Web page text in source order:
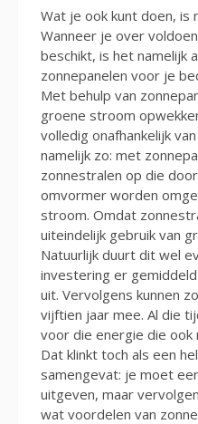
Wat je ook kunt doen, is
Wanneer je over
beschikt, is het namelijk
zonnepanelen voor je
Met behulp van
groene stroom
volledig onafhankelijk
namelijk zo: met
zonnestralen op die
omvormer worden
stroom. Omdat
uiteindelijk gebruik van
Natuurlijk duurt dit wel
investering er
uit. Vervolgens kunnen
vijftien jaar mee. Al die
voor die energie die
Dat klinkt toch als een
samengevat: je moet
uitgeven, maar
wat voordelen van